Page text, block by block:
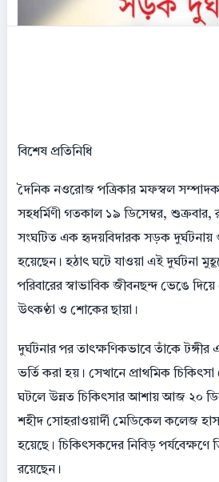
বিশেষ প্রতিনিধি
দৈনিক নওরোজ পত্রিকার মফস্বল
সহধর্মিণী গতকাল ১৯ ডিসেম্বর, শুক্রবার,
সংঘটিত এক হৃদয়বিদারক সড়ক
হয়েছেন। হঠাৎ ঘটে যাওয়া এই দুর্ঘটনা
পরিবারের স্বাভাবিক জীবনছন্দ ভেঙে
উৎকণ্ঠা ও শোকের ছায়া।
দুর্ঘটনার পর তাৎক্ষণিকভাবে তাঁকে টঙ্গীর
ভর্তি করা হয়। সেখানে প্রাথমিক
ঘটলে উন্নত চিকিৎসার আশায় আজ ২০
শহীদ সোহরাওয়ার্দী মেডিকেল কলেজ
হয়েছে। চিকিৎসকদের নিবিড় পর্যবেক্ষণে
রয়েছেন।